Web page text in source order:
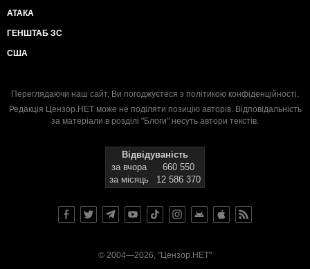
АТАКА
ГЕНШТАБ ЗС
США
Переглядаючи наш сайт, Ви погоджуєтеся з політикою конфіденційності.
Редакція Цензор.НЕТ може не поділяти позицію авторів. Відповідальність
за матеріали в розділі "Блоги" несуть автори текстів.
Відвідуваність
за вчора
660 550
за місяць
12 586 370
© 2004—2026, "Цензор.НЕТ"